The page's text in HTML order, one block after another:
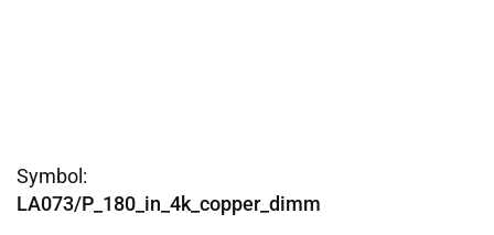
Symbol:
LA073/P_180_in_4k_copper_dimm